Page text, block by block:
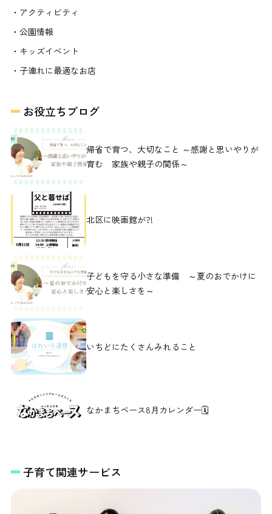
・アクティビティ
・公園情報
・キッズイベント
・子連れに最適なお店
お役立ちブログ
帰省で育つ、大切なこと ～感謝と思いやりが
育む 家族や親子の関係～
北区に映画館が?!
子どもを守る小さな準備 ～夏のおでかけに
安心と楽しさを～
いちどにたくさんみれること
なかまちベース8月カレンダー🗓️
子育て関連サービス